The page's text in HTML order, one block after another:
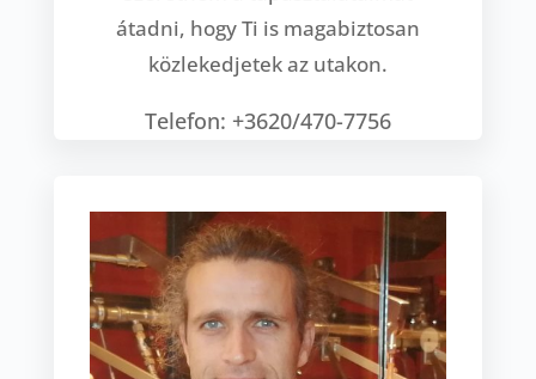
átadni, hogy Ti is magabiztosan
közlekedjetek az utakon.
Telefon: +3620/470-7756